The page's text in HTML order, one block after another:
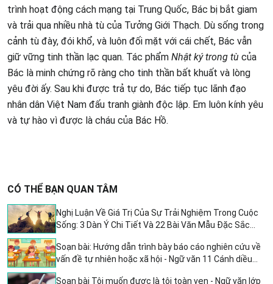
trình hoạt động cách mạng tại Trung Quốc, Bác bị bắt giam
và trải qua nhiều nhà tù của Tưởng Giới Thạch. Dù sống trong
cảnh tù đày, đói khổ, và luôn đối mặt với cái chết, Bác vẫn
giữ vững tinh thần lạc quan. Tác phẩm Nhật ký trong tù của
Bác là minh chứng rõ ràng cho tinh thần bất khuất và lòng
yêu đời ấy. Sau khi được trả tự do, Bác tiếp tục lãnh đạo
nhân dân Việt Nam đấu tranh giành độc lập. Em luôn kính yêu
và tự hào vì được là cháu của Bác Hồ.
CÓ THỂ BẠN QUAN TÂM
Nghị Luận Về Giá Trị Của Sự Trải Nghiệm Trong Cuộc
Sống: 3 Dàn Ý Chi Tiết Và 22 Bài Văn Mẫu Đặc Sắc
Soạn bài: Hướng dẫn trình bày báo cáo nghiên cứu về
vấn đề tự nhiên hoặc xã hội - Ngữ văn 11 Cánh diều
Soạn bài Tôi muốn được là tôi toàn vẹn - Ngữ văn lớp